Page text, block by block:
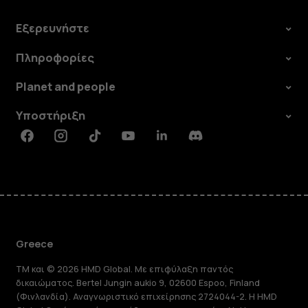
Εξερευνήστε
Πληροφορίες
Planet and people
Υποστήριξη
FacebookInstagramTiktokYoutubeLinkedinDiscord
Greece
TM και © 2026 HMD Global. Με επιφύλαξη παντός
δικαιώματος. Bertel Jungin aukio 9, 02600 Espoo, Finland
(Φινλανδία). Αναγνωριστικό επιχείρησης 2724044-2. Η HMD